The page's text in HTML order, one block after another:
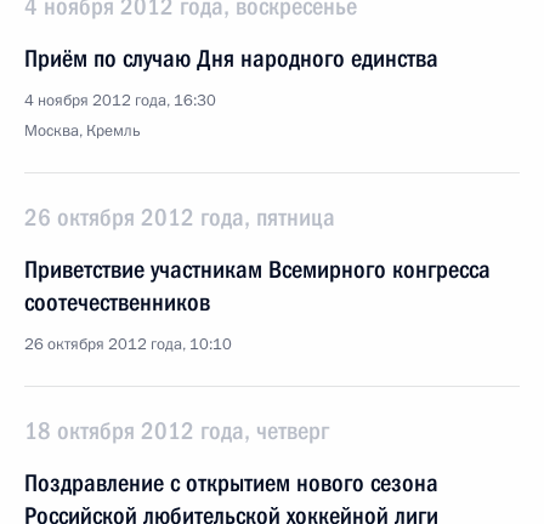
4 ноября 2012 года, воскресенье
Приём по случаю Дня народного единства
4 ноября 2012 года, 16:30
Москва, Кремль
26 октября 2012 года, пятница
Приветствие участникам Всемирного конгресса
соотечественников
26 октября 2012 года, 10:10
18 октября 2012 года, четверг
Поздравление с открытием нового сезона
Российской любительской хоккейной лиги